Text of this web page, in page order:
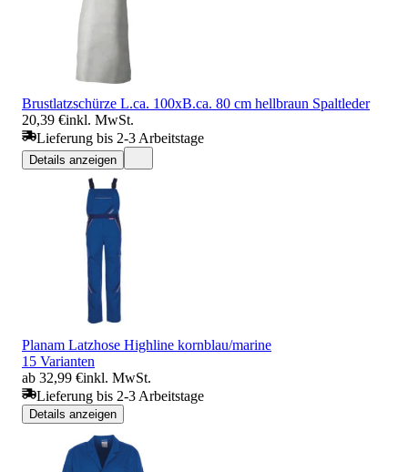
Brustlatzschürze L.ca. 100xB.ca. 80 cm hellbraun Spaltleder
20,39 €inkl. MwSt.
Lieferung bis 2-3 Arbeitstage
Details anzeigen
Planam Latzhose Highline kornblau/marine
15 Varianten
ab 32,99 €inkl. MwSt.
Lieferung bis 2-3 Arbeitstage
Details anzeigen